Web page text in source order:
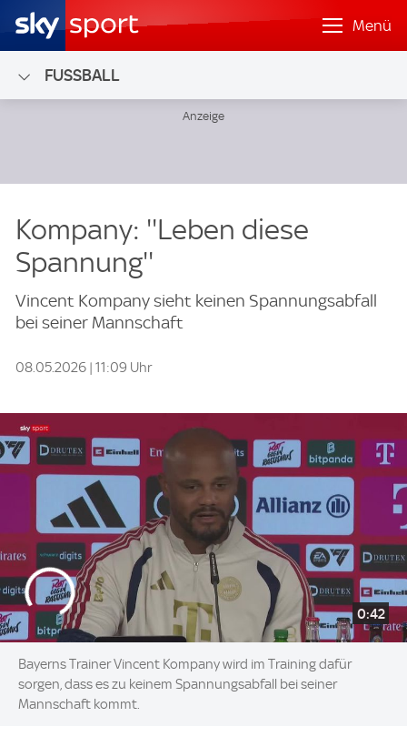
Menü
FUSSBALL
Kompany: ''Leben diese
Spannung''
Vincent Kompany sieht keinen Spannungsabfall
bei seiner Mannschaft
08.05.2026 | 11:09 Uhr
0:42
Bayerns Trainer Vincent Kompany wird im Training dafür
sorgen, dass es zu keinem Spannungsabfall bei seiner
Mannschaft kommt.